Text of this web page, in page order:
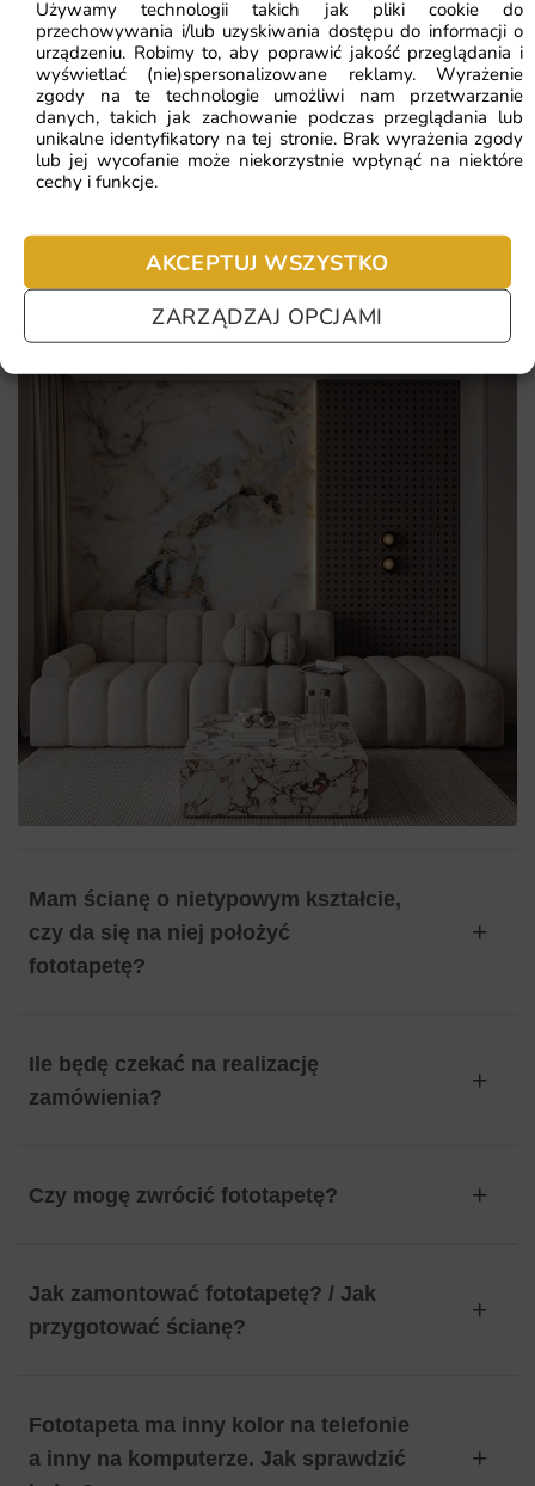
Używamy technologii takich jak pliki cookie do
przechowywania i/lub uzyskiwania dostępu do informacji o
urządzeniu. Robimy to, aby poprawić jakość przeglądania i
wyświetlać (nie)spersonalizowane reklamy. Wyrażenie
zgody na te technologie umożliwi nam przetwarzanie
danych, takich jak zachowanie podczas przeglądania lub
unikalne identyfikatory na tej stronie. Brak wyrażenia zgody
lub jej wycofanie może niekorzystnie wpłynąć na niektóre
cechy i funkcje.
AKCEPTUJ WSZYSTKO
ZARZĄDZAJ OPCJAMI
użytkowania.
Oto najważniejsze zalety, które wyróżniają ten wzór:
inspiracja do podróży i marzeń
indywidualny rozmiar dopasowany do każdej ściany
ekologiczne, bezzapachowe komponenty druku
ZOBACZ WSZYSTKIE
Najczęściej zadawane pytania
nie chcesz czekać – sprawdź najczęściej zadawane pytania.
Mam ścianę o nietypowym kształcie,
czy da się na niej położyć
fototapetę?
Ile będę czekać na realizację
zamówienia?
Czy mogę zwrócić fototapetę?
Jak zamontować fototapetę? / Jak
przygotować ścianę?
Fototapeta ma inny kolor na telefonie
a inny na komputerze. Jak sprawdzić